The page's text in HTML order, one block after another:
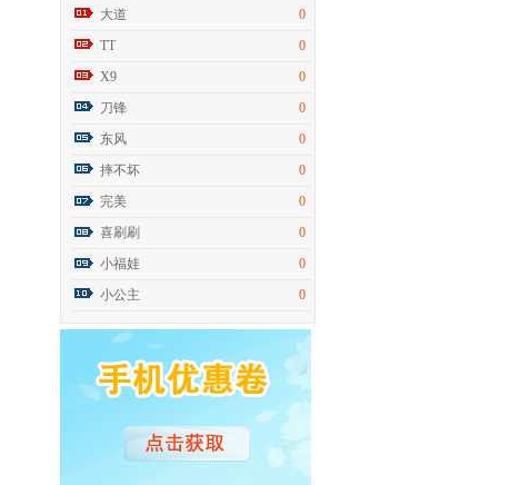
大道
0
TT
0
X9
0
刀锋
0
东风
0
摔不坏
0
完美
0
喜刷刷
0
小福娃
0
小公主
0